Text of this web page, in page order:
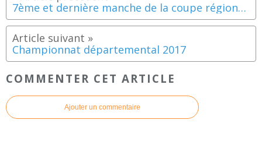
7ème et dernière manche de la coupe régionale à Carquefou
Championnat départemental 2017
COMMENTER CET ARTICLE
Ajouter un commentaire